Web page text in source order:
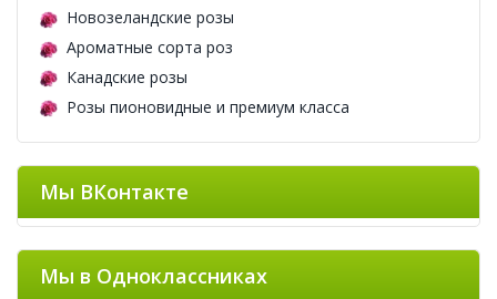
Новозеландские розы
Ароматные сорта роз
Канадские розы
Розы пионовидные и премиум класса
Мы ВКонтакте
Мы в Одноклассниках